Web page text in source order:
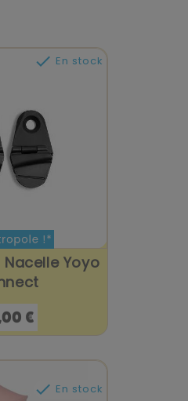
 En stock
Yoyo
€
 En stock